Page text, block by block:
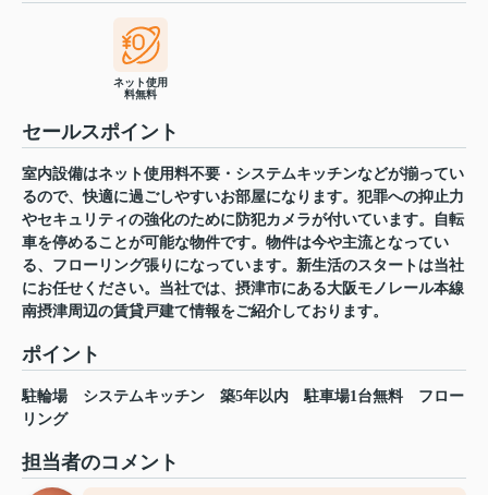
ネット使用
料無料
セールスポイント
室内設備はネット使用料不要・システムキッチンなどが揃ってい
るので、快適に過ごしやすいお部屋になります。犯罪への抑止力
やセキュリティの強化のために防犯カメラが付いています。自転
車を停めることが可能な物件です。物件は今や主流となってい
る、フローリング張りになっています。新生活のスタートは当社
にお任せください。当社では、摂津市にある大阪モノレール本線
南摂津周辺の賃貸戸建て情報をご紹介しております。
ポイント
駐輪場 システムキッチン 築5年以内 駐車場1台無料
フロー
リング
担当者のコメント